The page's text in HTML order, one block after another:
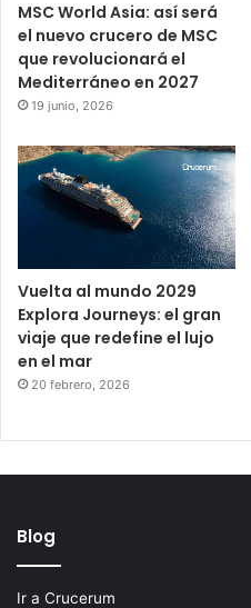
MSC World Asia: así será
el nuevo crucero de MSC
que revolucionará el
Mediterráneo en 2027
19 junio, 2026
Vuelta al mundo 2029
Explora Journeys: el gran
viaje que redefine el lujo
en el mar
20 febrero, 2026
Blog
Ir a Crucerum